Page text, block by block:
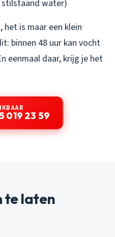
water)
het is maar een klein
binnen 48 uur kan vocht
eenmaal daar, krijg je het
019 23 59
te laten